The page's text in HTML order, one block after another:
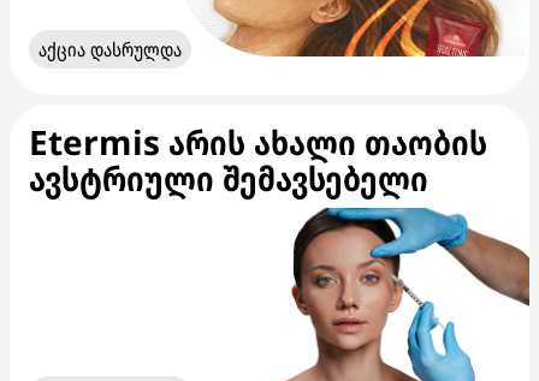
აქცია დასრულდა
Etermis არის ახალი თაობის
ავსტრიული შემავსებელი